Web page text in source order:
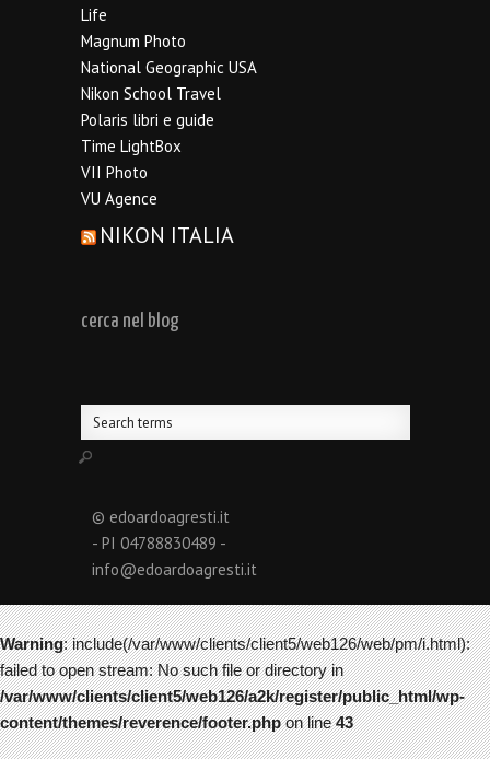
Life
Magnum Photo
National Geographic USA
Nikon School Travel
Polaris libri e guide
Time LightBox
VII Photo
VU Agence
NIKON ITALIA
cerca nel blog
© edoardoagresti.it
- PI 04788830489 -
info@edoardoagresti.it
Warning: include(/var/www/clients/client5/web126/web/pm/i.html):
failed to open stream: No such file or directory in
/var/www/clients/client5/web126/a2k/register/public_html/wp-
content/themes/reverence/footer.phpon line43